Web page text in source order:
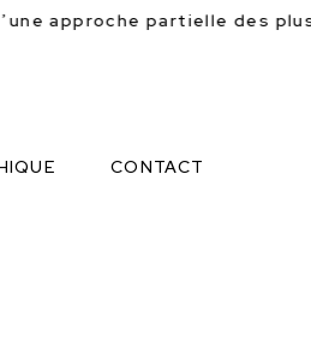
des plus de 2500 pièces
CONTACT